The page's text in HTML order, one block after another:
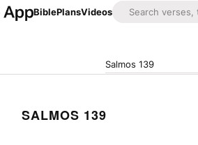
BiblePlansVideos
Salmos 139
SALMOS 139